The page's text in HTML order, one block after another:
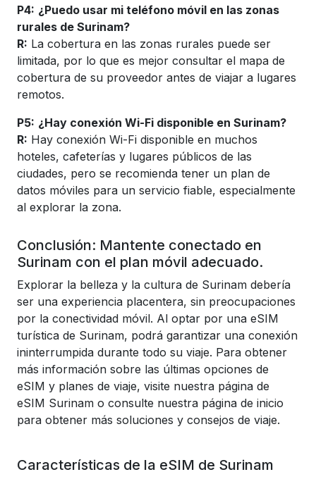
P4: ¿Puedo usar mi teléfono móvil en las zonas
rurales de Surinam?
R: La cobertura en las zonas rurales puede ser
limitada, por lo que es mejor consultar el mapa de
cobertura de su proveedor antes de viajar a lugares
remotos.
P5: ¿Hay conexión Wi-Fi disponible en Surinam?
R: Hay conexión Wi-Fi disponible en muchos
hoteles, cafeterías y lugares públicos de las
ciudades, pero se recomienda tener un plan de
datos móviles para un servicio fiable, especialmente
al explorar la zona.
Conclusión: Mantente conectado en
Surinam con el plan móvil adecuado.
Explorar la belleza y la cultura de Surinam debería
ser una experiencia placentera, sin preocupaciones
por la conectividad móvil. Al optar por una eSIM
turística de Surinam, podrá garantizar una conexión
ininterrumpida durante todo su viaje. Para obtener
más información sobre las últimas opciones de
eSIM y planes de viaje, visite nuestra página de
eSIM Surinam o consulte nuestra página de inicio
para obtener más soluciones y consejos de viaje.
Características de la eSIM de Surinam